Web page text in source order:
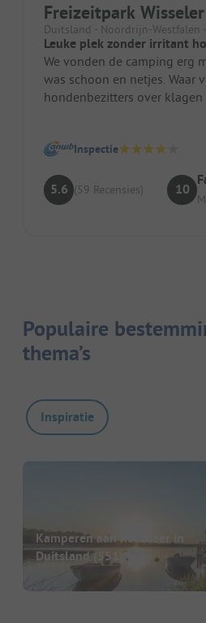
Freizeitpark
Duitsland - Noordrijn-Westfalen
Leuke plek zonder irritant
We vonden de camping erg
was schoon en netjes. Waar
hondenbezitters over
Inspectie
5.6 (59 Recensies) 10
Populaire
thema’s
Inspiratie
Kamperen aan het meer in
Duitsland(551)